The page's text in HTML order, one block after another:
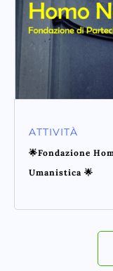
ATTIVITÀ
🌟Fondazione
Umanistica 🌟